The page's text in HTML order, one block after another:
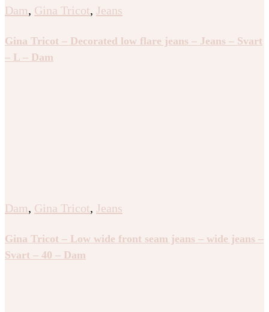
Dam, Gina Tricot, Jeans
Gina Tricot – Decorated low flare jeans – Jeans – Svart
– L – Dam
Dam, Gina Tricot, Jeans
Gina Tricot – Low wide front seam jeans – wide jeans –
Svart – 40 – Dam